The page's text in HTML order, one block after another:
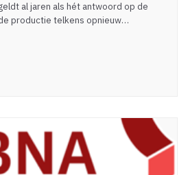
al jaren als hét antwoord op de
productie telkens opnieuw…